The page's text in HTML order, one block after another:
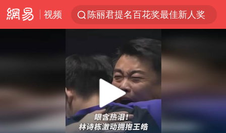
视频
陈丽君提名百花奖最佳新人奖
《披荆斩棘2026》阵容官宣